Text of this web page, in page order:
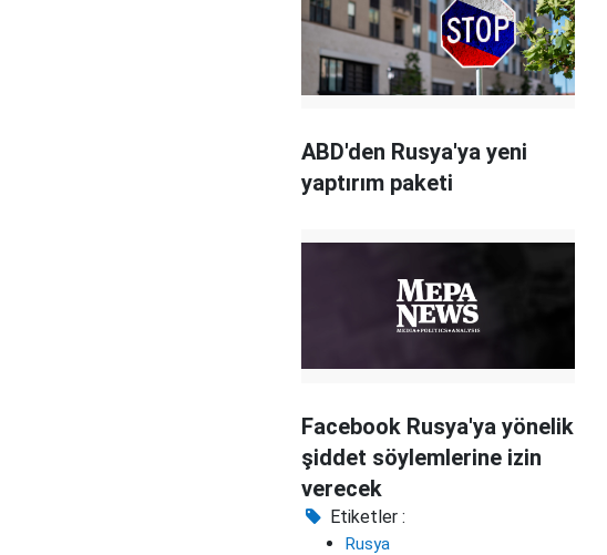
ABD'den Rusya'ya yeni
yaptırım paketi
Facebook Rusya'ya yönelik
şiddet söylemlerine izin
verecek
Etiketler :
Rusya